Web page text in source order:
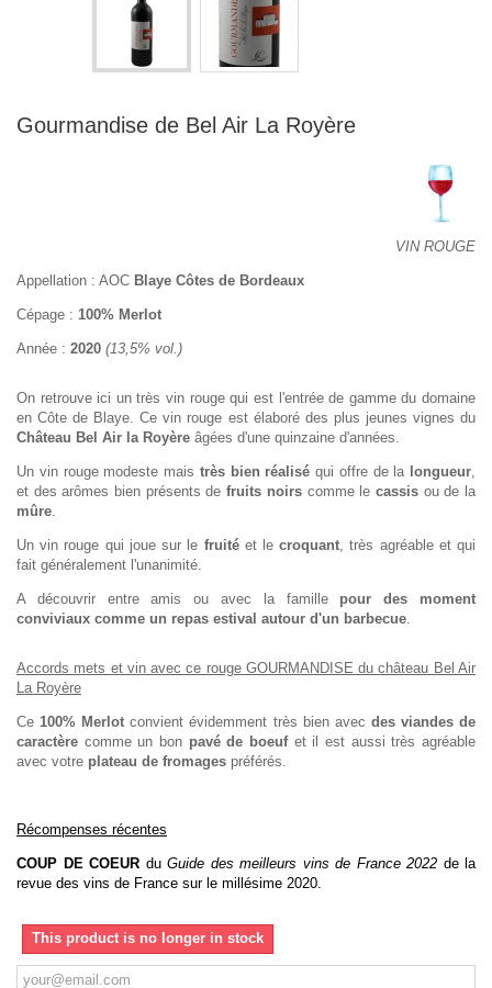
Gourmandise de Bel Air La Royère
VIN ROUGE
Appellation : AOC Blaye Côtes de Bordeaux
Cépage : 100% Merlot
Année : 2020 (13,5% vol.)
On retrouve ici un très vin rouge qui est l'entrée de gamme du domaine
en Côte de Blaye. Ce vin rouge est élaboré des plus jeunes vignes du
Château Bel Air la Royère âgées d'une quinzaine d'années.
Un vin rouge modeste mais très bien réalisé qui offre de la longueur
et des arômes bien présents defruits noirscomme le cassisou de la
mûre
Un vin rouge qui joue sur le fruitéet lecroquant , très agréable et qui
fait généralement l'unanimité.
A découvrir entre amis ou avec la famille pour des moment
conviviaux comme un repas estival autour d'un barbecue
Accords mets et vin avec ce rouge GOURMANDISE du château Bel Air
La Royère
Ce 100% Merlot convient évidemment très bien avec des viandes de
caractère comme un bon pavé de boeufet il est aussi très agréable
avec votre plateau de fromages préférés.
Récompenses récentes
COUP DE COEUR du Guide des meilleurs vins de France 2022 de la
revue des vins de France sur le millésime 2020.
This product is no longer in stock